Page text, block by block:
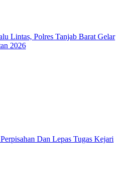
Lintas, Polres Tanjab Barat Gelar
2026
Dan Lepas Tugas Kejari